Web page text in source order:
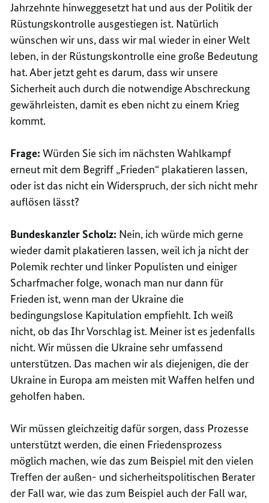
Jahrzehnte hinweggesetzt hat und aus der Politik der
Rüstungskontrolle ausgestiegen ist. Natürlich
wünschen wir uns, dass wir mal wieder in einer Welt
leben, in der Rüstungskontrolle eine große Bedeutung
hat. Aber jetzt geht es darum, dass wir unsere
Sicherheit auch durch die notwendige Abschreckung
gewährleisten, damit es eben nicht zu einem Krieg
kommt.
Frage: Würden Sie sich im nächsten Wahlkampf
erneut mit dem Begriff „Frieden“ plakatieren lassen,
oder ist das nicht ein Widerspruch, der sich nicht mehr
auflösen lässt?
Bundeskanzler Scholz: Nein, ich würde mich gerne
wieder damit plakatieren lassen, weil ich ja nicht der
Polemik rechter und linker Populisten und einiger
Scharfmacher folge, wonach man nur dann für
Frieden ist, wenn man der Ukraine die
bedingungslose Kapitulation empfiehlt. Ich weiß
nicht, ob das Ihr Vorschlag ist. Meiner ist es jedenfalls
nicht. Wir müssen die Ukraine sehr umfassend
unterstützen. Das machen wir als diejenigen, die der
Ukraine in Europa am meisten mit Waffen helfen und
geholfen haben.
Wir müssen gleichzeitig dafür sorgen, dass Prozesse
unterstützt werden, die einen Friedensprozess
möglich machen, wie das zum Beispiel mit den vielen
Treffen der außen- und sicherheitspolitischen Berater
der Fall war, wie das zum Beispiel auch der Fall war,